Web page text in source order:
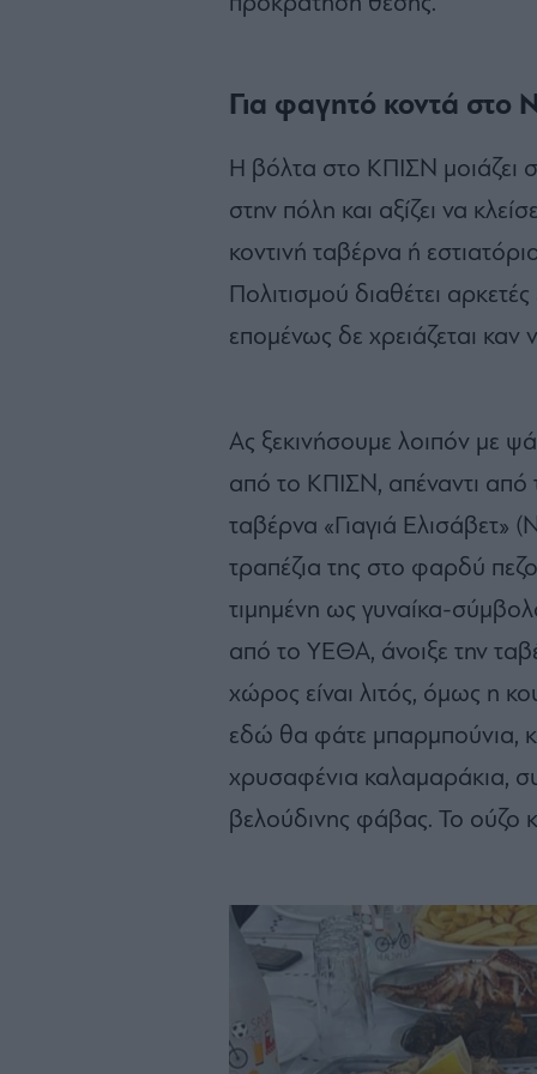
Για φαγητό κοντά στο
Η βόλτα στο ΚΠΙΣΝ μοιάζει
στην πόλη και αξίζει να
κοντινή ταβέρνα ή
Πολιτισμού διαθέτει αρκετές
επομένως δε χρειάζεται καν
Ας ξεκινήσουμε λοιπόν με
από το ΚΠΙΣΝ, απέναντι από
ταβέρνα «Γιαγιά
τραπέζια της στο φαρδύ
τιμημένη ως γυναίκα-
από το ΥΕΘΑ, άνοιξε την
χώρος είναι λιτός, όμως η
εδώ θα φάτε μπαρμπούνια,
χρυσαφένια καλαμαράκια,
βελούδινης φάβας. Το ούζο